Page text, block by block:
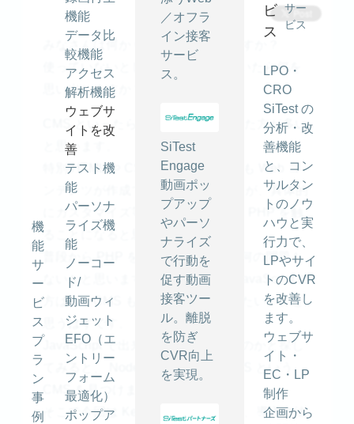
機
能
サ
ー
ビ
ス
プ
ラ
ン
事
例
機能
データ比
較機能
アクセス
解析機能
ウェブサ
イトを改
善
テスト機
能
パーソナ
ライズ機
能
ノーコー
ド/
動画ウィ
ジェット
EFO（エ
ントリー
フォーム
最適化）
ポップア
／オフラ
イン接客
サービ
ス。
SiTest
Engage
動画ポッ
プアップ
やパーソ
ナライズ
で行動を
促す動画
接客ツー
ル。離脱
を防ぎ
CVR向上
を実現。
ビ
ス
サー
ビス
LPO・
CRO
SiTest の
分析・改
善機能
と、コン
サルタン
トのノウ
ハウと実
行力で、
LPやサイ
トのCVR
を改善し
ます。
ウェブサ
イト・
EC・LP
制作
企画から
みなさんは何か CMS を使っていますか？
使っていないとしても、CMS と聞いたら何を
思い出しますか？
CMS といったら WordPress といった方が多い
と思います。
特別 HTML や CSS の知識がなくても Web コ
ンテンツが作成できて便利なのですが、具体的
にカスタマイズ等をしようと思うと PHP を触
ることになると思います。
普段から PHP を使っている場合は何の問題も
ないかと思いますが、普段使いが JavaScript の
方は、「CMS も JavaScript を使いたい！」と
思うはずです。
JavaScript で出来た CMS はないものかと探し
てみると、 Node.js 製の KeystoneJS という
CMS を見つけました。
そこで今回は KeystoneJS について、導入方法